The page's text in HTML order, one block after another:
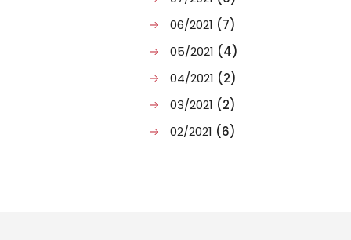
06/2021 (7)
05/2021 (4)
04/2021 (2)
03/2021 (2)
02/2021 (6)